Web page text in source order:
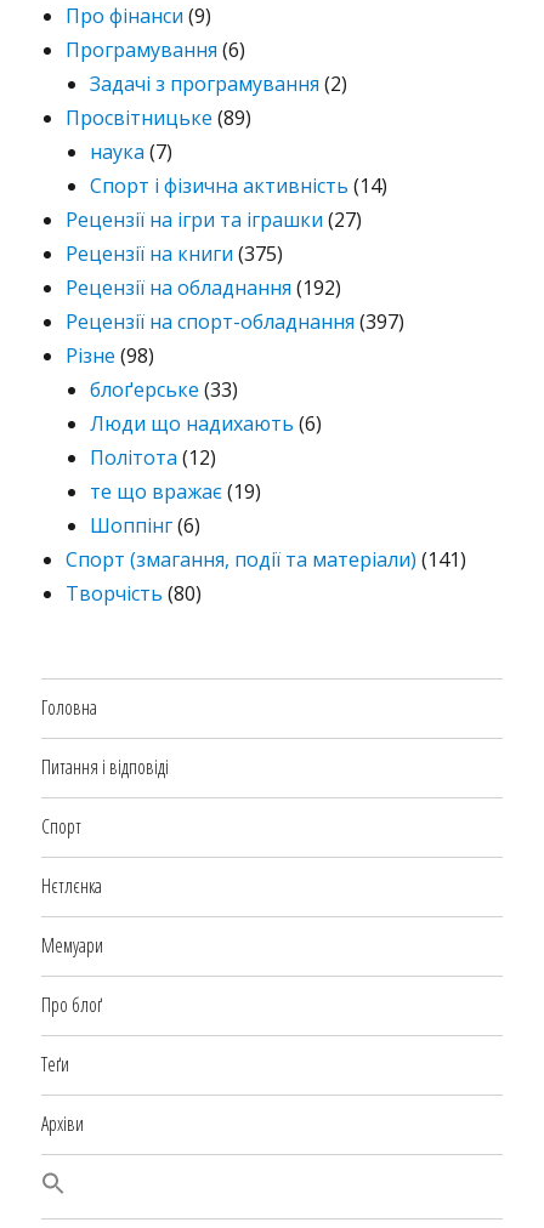
Про фінанси (9)
Програмування (6)
Задачі з програмування (2)
Просвітницьке (89)
наука (7)
Спорт і фізична активність (14)
Рецензії на ігри та іграшки (27)
Рецензії на книги (375)
Рецензії на обладнання (192)
Рецензії на спорт-обладнання (397)
Різне (98)
блоґерське (33)
Люди що надихають (6)
Політота (12)
те що вражає(19)
Шоппінг(6)
Спорт (змагання, події та матеріали) (141)
Творчість (80)
Головна
Питання і відповіді
Спорт
Нєтлєнка
Мемуари
Про блоґ
Теґи
Архіви
Search
for:
SEARCH BUTTON